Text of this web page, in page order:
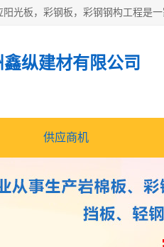
鑫纵建材有限公司
供应商机